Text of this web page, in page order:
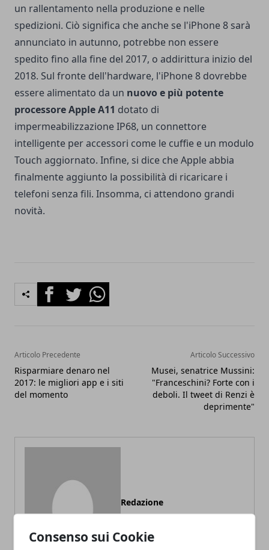
Consenso sui Cookie
un rallentamento nella produzione e nelle
spedizioni. Ciò significa che anche se l'iPhone 8 sarà
annunciato in autunno, potrebbe non essere
spedito fino alla fine del 2017, o addirittura inizio del
2018. Sul fronte dell'hardware, l'iPhone 8 dovrebbe
essere alimentato da un nuovo e più potente
processore Apple A11 dotato di
impermeabilizzazione IP68, un connettore
intelligente per accessori come le cuffie e un modulo
Touch aggiornato. Infine, si dice che Apple abbia
finalmente aggiunto la possibilità di ricaricare i
telefoni senza fili. Insomma, ci attendono grandi
novità.
FacebookTwitterWhatsapp
Articolo Precedente
Risparmiare denaro nel
2017: le migliori app e i siti
del momento
Articolo Successivo
Musei, senatrice Mussini:
"Franceschini? Forte con i
deboli. Il tweet di Renzi è
deprimente"
Redazione